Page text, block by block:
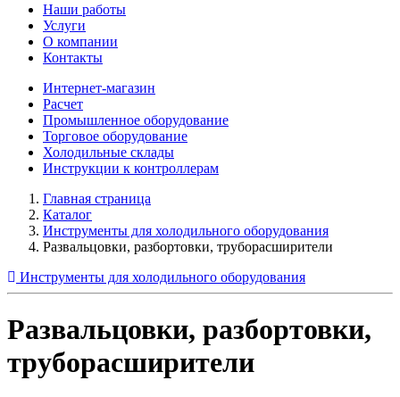
Наши работы
Услуги
О компании
Контакты
Интернет-магазин
Расчет
Промышленное оборудование
Торговое оборудование
Холодильные склады
Инструкции к контроллерам
Главная страница
Каталог
Инструменты для холодильного оборудования
Развальцовки, разбортовки, труборасширители
Инструменты для холодильного оборудования
Развальцовки, разбортовки,
труборасширители